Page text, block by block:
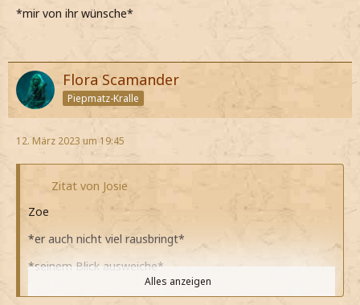
…wenn ich dir sage, dass ich diese
Gegenwart nicht mehr sagen werde.
*langsam erkläre*
Was meinst du?
*ihn fragend ansehe*
*mir von ihr wünsche*
Flora Scamander
Piepmatz-Kralle
12. März 2023 um 19:45
Zitat von Josie
Zoe
*er auch nicht viel rausbringt*
*seinem Blick ausweiche*
Denkst du ich werde immer rot wenn mir jemand
Alles anzeigen